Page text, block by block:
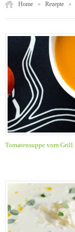
Home » Rezepte »
Tomatensuppe vom Grill